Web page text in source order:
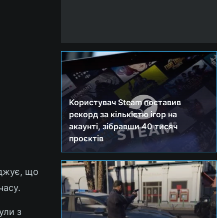
що
з
Користувач Steam поставив
рекорд за кількістю ігор на
акаунті, зібравши 40 тисяч
проєктів